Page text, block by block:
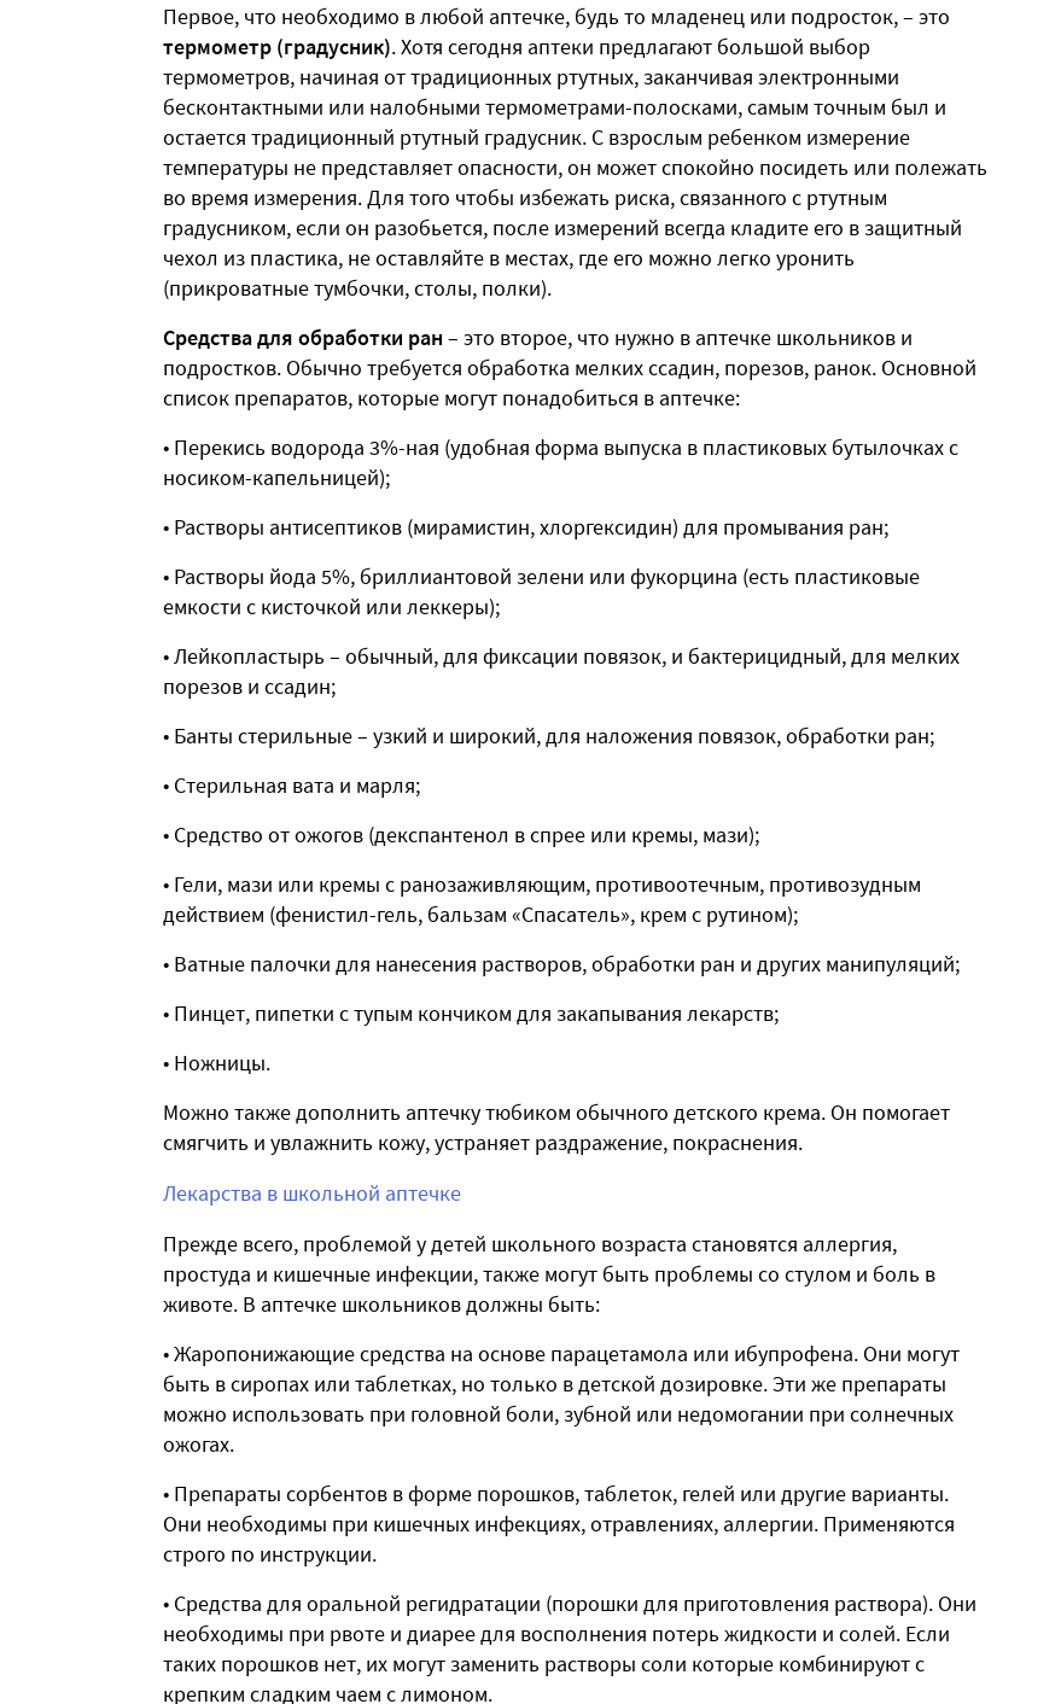
Первое, что необходимо в любой аптечке, будь то младенец или подросток, – это
термометр (градусник). Хотя сегодня аптеки предлагают большой выбор
термометров, начиная от традиционных ртутных, заканчивая электронными
бесконтактными или налобными термометрами-полосками, самым точным был и
остается традиционный ртутный градусник. С взрослым ребенком измерение
температуры не представляет опасности, он может спокойно посидеть или полежать
во время измерения. Для того чтобы избежать риска, связанного с ртутным
градусником, если он разобьется, после измерений всегда кладите его в защитный
чехол из пластика, не оставляйте в местах, где его можно легко уронить
(прикроватные тумбочки, столы, полки).
Средства для обработки ран – это второе, что нужно в аптечке школьников и
подростков. Обычно требуется обработка мелких ссадин, порезов, ранок. Основной
список препаратов, которые могут понадобиться в аптечке:
• Перекись водорода 3%-ная (удобная форма выпуска в пластиковых бутылочках с
носиком-капельницей);
• Растворы антисептиков (мирамистин, хлоргексидин) для промывания ран;
• Растворы йода 5%, бриллиантовой зелени или фукорцина (есть пластиковые
емкости с кисточкой или леккеры);
• Лейкопластырь – обычный, для фиксации повязок, и бактерицидный, для мелких
порезов и ссадин;
• Банты стерильные – узкий и широкий, для наложения повязок, обработки ран;
• Стерильная вата и марля;
• Средство от ожогов (декспантенол в спрее или кремы, мази);
• Гели, мази или кремы с ранозаживляющим, противоотечным, противозудным
действием (фенистил-гель, бальзам «Спасатель», крем с рутином);
• Ватные палочки для нанесения растворов, обработки ран и других манипуляций;
• Пинцет, пипетки с тупым кончиком для закапывания лекарств;
• Ножницы.
Можно также дополнить аптечку тюбиком обычного детского крема. Он помогает
смягчить и увлажнить кожу, устраняет раздражение, покраснения.
Лекарства в школьной аптечке
Прежде всего, проблемой у детей школьного возраста становятся аллергия,
простуда и кишечные инфекции, также могут быть проблемы со стулом и боль в
животе. В аптечке школьников должны быть:
• Жаропонижающие средства на основе парацетамола или ибупрофена. Они могут
быть в сиропах или таблетках, но только в детской дозировке. Эти же препараты
можно использовать при головной боли, зубной или недомогании при солнечных
ожогах.
• Препараты сорбентов в форме порошков, таблеток, гелей или другие варианты.
Они необходимы при кишечных инфекциях, отравлениях, аллергии. Применяются
строго по инструкции.
• Средства для оральной регидратации (порошки для приготовления раствора). Они
необходимы при рвоте и диарее для восполнения потерь жидкости и солей. Если
таких порошков нет, их могут заменить растворы соли которые комбинируют с
крепким сладким чаем с лимоном.